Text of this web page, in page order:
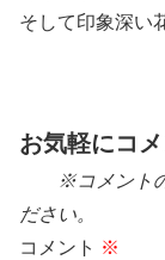
そして印象深い
お気軽にコ
※コメントの
ださい。
コメント ※